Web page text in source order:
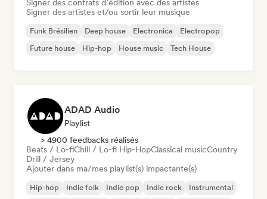
Signer des contrats d’édition avec des artistes
Signer des artistes et/ou sortir leur musique
Funk Brésilien Deep house Electronica
Electropop
Future house
Hip-hop House music Tech House
ADAD Audio
Playlist
> 4900 feedbacks réalisés
Beats / Lo-fiChill / Lo-fi Hip-HopClassical musicCountry
Drill / Jersey
Ajouter dans ma/mes playlist(s) impactante(s)
Hip-hop Indie folk Indie pop Indie rock
Instrumental